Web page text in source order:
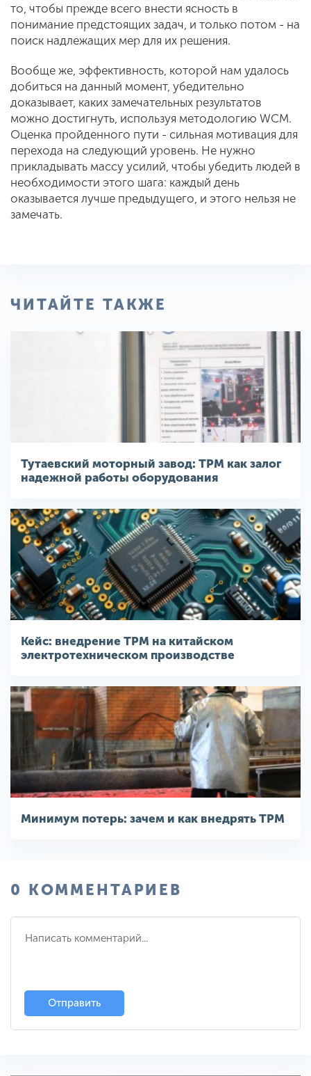
то, чтобы прежде всего внести ясность в
понимание предстоящих задач, и только потом - на
поиск надлежащих мер для их решения.
Вообще же, эффективность, которой нам удалось
добиться на данный момент, убедительно
доказывает, каких замечательных результатов
можно достигнуть, используя методологию WCM.
Оценка пройденного пути - сильная мотивация для
перехода на следующий уровень. Не нужно
прикладывать массу усилий, чтобы убедить людей в
необходимости этого шага: каждый день
оказывается лучше предыдущего, и этого нельзя не
замечать.
ЧИТАЙТЕ ТАКЖЕ
Тутаевский моторный завод: TPM как залог
надежной работы оборудования
Кейс: внедрение ТРМ на китайском
электротехническом производстве
Минимум потерь: зачем и как внедрять TPM
0 КОММЕНТАРИЕВ
Отправить